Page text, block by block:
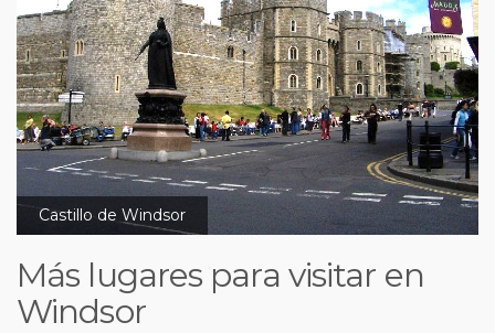
Castillo de Windsor
Más lugares para visitar en
Windsor